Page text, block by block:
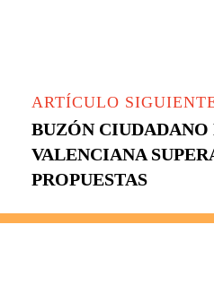
ARTÍCULO
BUZÓN
VALENCIANA
PROPUESTAS